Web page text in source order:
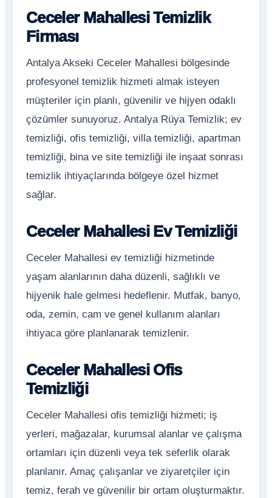
Ceceler Mahallesi Temizlik
Firması
Antalya Akseki Ceceler Mahallesi bölgesinde
profesyonel temizlik hizmeti almak isteyen
müşteriler için planlı, güvenilir ve hijyen odaklı
çözümler sunuyoruz. Antalya Rüya Temizlik; ev
temizliği, ofis temizliği, villa temizliği, apartman
temizliği, bina ve site temizliği ile inşaat sonrası
temizlik ihtiyaçlarında bölgeye özel hizmet
sağlar.
Ceceler Mahallesi Ev Temizliği
Ceceler Mahallesi ev temizliği hizmetinde
yaşam alanlarının daha düzenli, sağlıklı ve
hijyenik hale gelmesi hedeflenir. Mutfak, banyo,
oda, zemin, cam ve genel kullanım alanları
ihtiyaca göre planlanarak temizlenir.
Ceceler Mahallesi Ofis
Temizliği
Ceceler Mahallesi ofis temizliği hizmeti; iş
yerleri, mağazalar, kurumsal alanlar ve çalışma
ortamları için düzenli veya tek seferlik olarak
planlanır. Amaç çalışanlar ve ziyaretçiler için
temiz, ferah ve güvenilir bir ortam oluşturmaktır.